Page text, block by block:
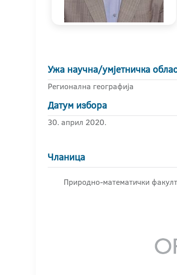
Ужа научна/умјетничка
Регионална географија
Датум избора
30. април 2020.
Чланица
Природно-математички